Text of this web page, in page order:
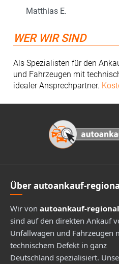
Matthias E.
WER WIR SIND
Als Spezialisten für den
und Fahrzeugen mit
idealer Ansprechpartner.
Über autoankauf-
Wir von autoankauf-
sind auf den direkten Ankauf
Unfallwagen und Fahrzeugen
technischem Defekt in ganz
Deutschland spezialisiert.